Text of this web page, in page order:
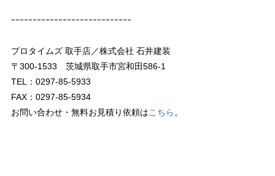
ｰｰｰｰｰｰｰｰｰｰｰｰｰｰｰｰｰｰｰｰｰｰｰｰｰｰｰｰ
プロタイムズ 取手店／株式会社 石井建装
〒300-1533 茨城県取手市宮和田586-1
TEL：0297-85-5933
FAX：0297-85-5934
お問い合わせ・無料お見積り依頼はこちら 。